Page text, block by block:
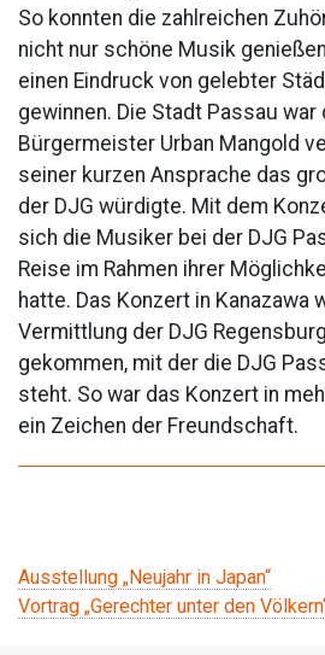
So konnten die zahlreichen
nicht nur schöne Musik
einen Eindruck von gelebter
gewinnen. Die Stadt Passau war
Bürgermeister Urban Mangold
seiner kurzen Ansprache das
der DJG würdigte. Mit dem
sich die Musiker bei der DJG
Reise im Rahmen ihrer
hatte. Das Konzert in Kanazawa
Vermittlung der DJG
gekommen, mit der die DJG
steht. So war das Konzert in
ein Zeichen der Freundschaft.
Ausstellung „Neujahr in Japan“
Vortrag „Gerechter unter den